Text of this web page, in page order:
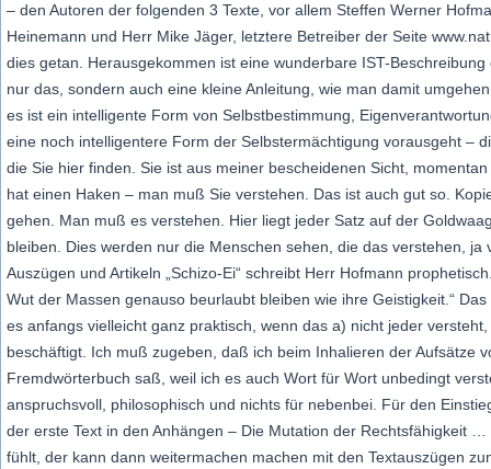
– den Autoren der folgenden 3 Texte, vor allem Steffen Werner
Heinemann und Herr Mike Jäger, letztere Betreiber der Seite
dies getan. Herausgekommen ist eine wunderbare IST-
nur das, sondern auch eine kleine Anleitung, wie man damit
es ist ein intelligente Form von Selbstbestimmung,
eine noch intelligentere Form der Selbstermächtigung vorausgeht –
die Sie hier finden. Sie ist aus meiner bescheidenen Sicht,
hat einen Haken – man muß Sie verstehen. Das ist auch gut so.
gehen. Man muß es verstehen. Hier liegt jeder Satz auf der
bleiben. Dies werden nur die Menschen sehen, die das verstehen, ja
Auszügen und Artikeln „Schizo-Ei“ schreibt Herr Hofmann
Wut der Massen genauso beurlaubt bleiben wie ihre Geistigkeit.“
es anfangs vielleicht ganz praktisch, wenn das a) nicht jeder
beschäftigt. Ich muß zugeben, daß ich beim Inhalieren der Aufsätze
Fremdwörterbuch saß, weil ich es auch Wort für Wort unbedingt
anspruchsvoll, philosophisch und nichts für nebenbei. Für den
der erste Text in den Anhängen – Die Mutation der Rechtsfähigkeit
fühlt, der kann dann weitermachen machen mit den Textauszügen